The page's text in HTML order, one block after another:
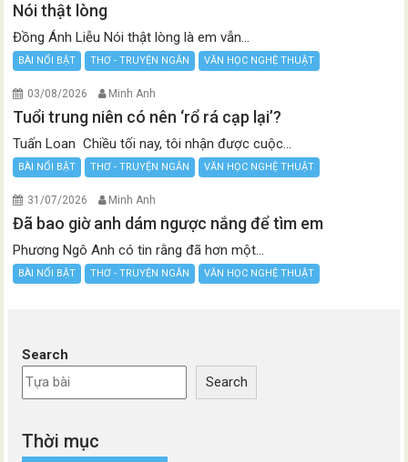
Nói thật lòng
Đồng Ánh Liễu Nói thật lòng là em vẫn...
BÀI NỔI BẬT THƠ - TRUYỆN NGẮN VĂN HỌC NGHỆ THUẬT
03/08/2026 Minh Anh
Tuổi trung niên có nên ‘rổ rá cạp lại’?
Tuấn Loan Chiều tối nay, tôi nhận được cuộc...
BÀI NỔI BẬT THƠ - TRUYỆN NGẮN VĂN HỌC NGHỆ THUẬT
31/07/2026 Minh Anh
Đã bao giờ anh dám ngược nắng để tìm em
Phương Ngô Anh có tin rằng đã hơn một...
BÀI NỔI BẬT THƠ - TRUYỆN NGẮN VĂN HỌC NGHỆ THUẬT
Search
Search
Thời mục